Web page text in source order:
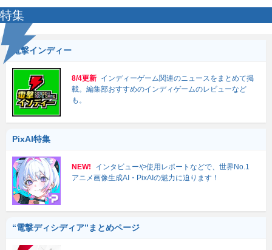
特集
電撃インディー
8/4更新 インディーゲーム関連のニュースをまとめて掲
載。編集部おすすめのインディゲームのレビューなど
も。
PixAI特集
NEW!
インタビューや使用レポートなどで、世界No.1
アニメ画像生成AI・PixAIの魅力に迫ります！
“電撃ディシディア”まとめページ